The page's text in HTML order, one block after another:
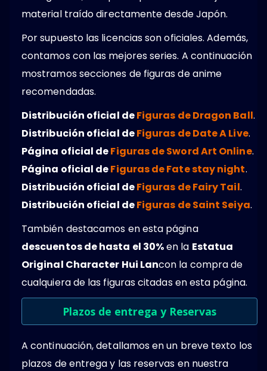
material traído directamente desde Japón.
Por supuesto las licencias son oficiales. Además,
contamos con las mejores series. A continuación
mostramos secciones de figuras de anime
recomendadas.
Distribución oficial deFiguras de Dragon Ball.
Distribución oficial deFiguras de Date A Live.
Página oficial deFiguras de Sword Art Online.
Página oficial deFiguras de Fate stay night.
Distribución oficial deFiguras de Fairy Tail.
Distribución oficial deFiguras de Saint Seiya.
También destacamos en esta página
descuentos de hasta el 30%en la Estatua
Original Character Hui Lancon la compra de
cualquiera de las figuras citadas en esta página.
Plazos de entrega y Reservas
A continuación, detallamos en un breve texto los
plazos de entrega y las reservas en nuestra